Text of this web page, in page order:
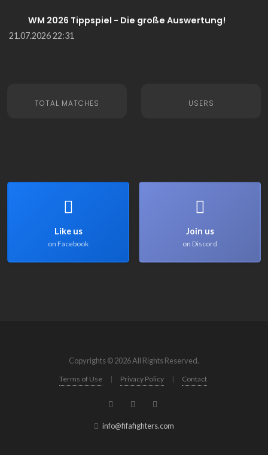
WM 2026 Tippspiel - Die große Auswertung!
21.07.2026 22:31
TOTAL MATCHES USERS
Like us
on Facebook
Join us
on Discord
Copyrights © 2026 All Rights Reserved.
Terms of Use | Privacy Policy | Contact
info@fifafighters.com